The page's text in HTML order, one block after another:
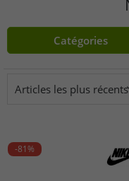
Catégories
Articles les plus récents
-81%